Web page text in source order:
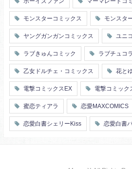
ボーイズファン マーマレードコ
モンスターコミックス モンスタ
ヤングガンガンコミックス ユニ
ラブきゅんコミック ラブチュコラ
乙女ドルチェ・コミックス 花と
電撃コミックスEX 電撃コミック
蜜恋ティアラ 恋愛MAXCOMICS
恋愛白書シェリーKiss 恋愛白書